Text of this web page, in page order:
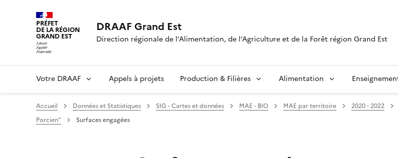
PRÉFET
DE LA RÉGION
GRAND EST
DRAAF Grand Est
Direction régionale de l’Alimentation, de l’Agriculture et de la Forêt région Grand Est
Votre DRAAF Appels à projets Production & Filières Alimentation
Accueil Données et Statistiques SIG - Cartes et données MAE - BIO MAE par territoire 2020 - 2022
Porcien"
Surfaces engagées